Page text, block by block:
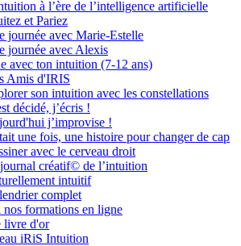
à l’ère de l’intelligence artificielle
et Pariez
journée avec Marie-Estelle
journée avec Alexis
avec ton intuition (7-12 ans)
Amis d'IRIS
son intuition avec les constellations
décidé, j’écris !
j’improvise !
une fois, une histoire pour changer de cap
avec le cerveau droit
créatif© de l’intuition
intuitif
complet
nos formations en ligne
livre d'or
iRiS Intuition